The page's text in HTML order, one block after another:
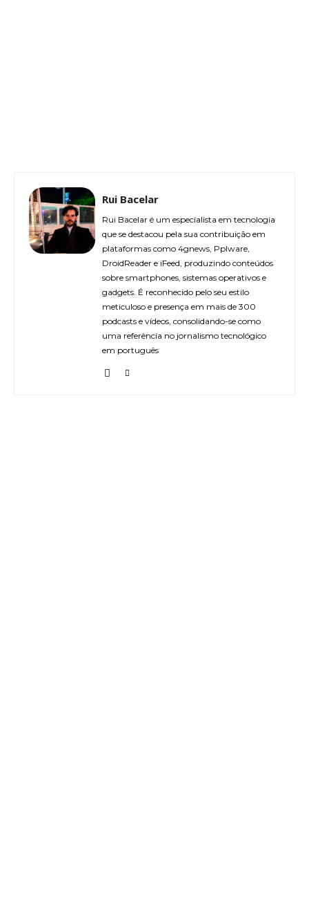
Rui Bacelar
Rui Bacelar é um especialista em tecnologia
que se destacou pela sua contribuição em
plataformas como 4gnews, Pplware,
DroidReader e iFeed, produzindo conteúdos
sobre smartphones, sistemas operativos e
gadgets. É reconhecido pelo seu estilo
meticuloso e presença em mais de 300
podcasts e vídeos, consolidando-se como
uma referência no jornalismo tecnológico
em português